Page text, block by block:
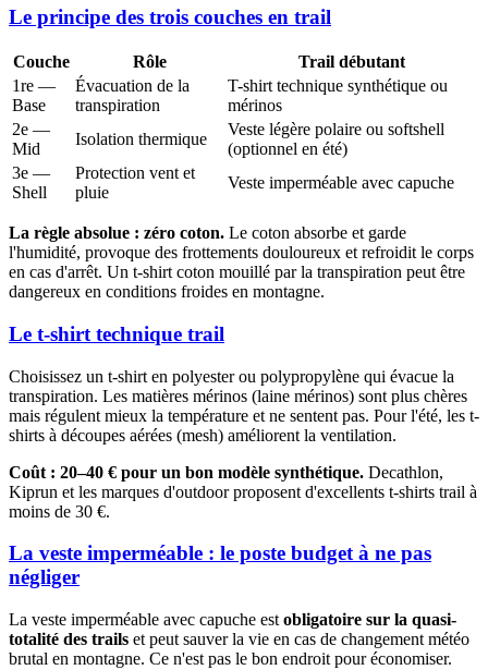
Le principe des trois couches en trail
Couche Rôle
Trail débutant
1re —
Base
Évacuation de la
transpiration
T-shirt technique synthétique ou
mérinos
2e —
Mid
Isolation thermique
Veste légère polaire ou softshell
(optionnel en été)
3e —
Shell
Protection vent et
pluie
Veste imperméable avec capuche
La règle absolue : zéro coton. Le coton absorbe et garde
l'humidité, provoque des frottements douloureux et refroidit le corps
en cas d'arrêt. Un t-shirt coton mouillé par la transpiration peut être
dangereux en conditions froides en montagne.
Le t-shirt technique trail
Choisissez un t-shirt en polyester ou polypropylène qui évacue la
transpiration. Les matières mérinos (laine mérinos) sont plus chères
mais régulent mieux la température et ne sentent pas. Pour l'été, les t-
shirts à découpes aérées (mesh) améliorent la ventilation.
Coût : 20–40 € pour un bon modèle synthétique. Decathlon,
Kiprun et les marques d'outdoor proposent d'excellents t-shirts trail à
moins de 30 €.
La veste imperméable : le poste budget à ne pas
négliger
La veste imperméable avec capuche est obligatoire sur la quasi-
totalité des trails et peut sauver la vie en cas de changement météo
brutal en montagne. Ce n'est pas le bon endroit pour économiser.